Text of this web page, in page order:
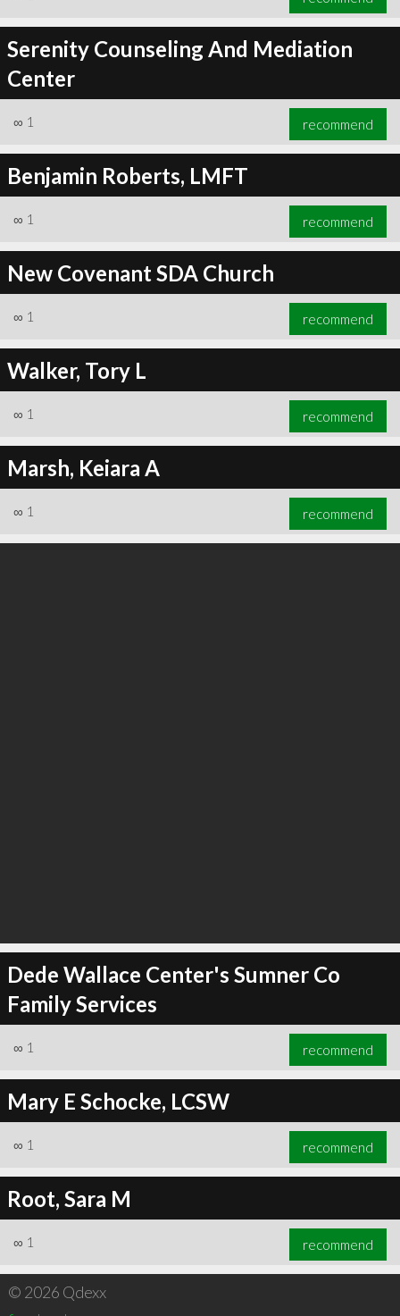
Serenity Counseling And Mediation
Center
∞ 1 recommend
Benjamin Roberts, LMFT
∞ 1 recommend
New Covenant SDA Church
∞ 1 recommend
Walker, Tory L
∞ 1 recommend
Marsh, Keiara A
∞ 1 recommend
Dede Wallace Center's Sumner Co
Family Services
∞ 1 recommend
Mary E Schocke, LCSW
∞ 1 recommend
Root, Sara M
∞ 1 recommend
© 2026 Qdexx